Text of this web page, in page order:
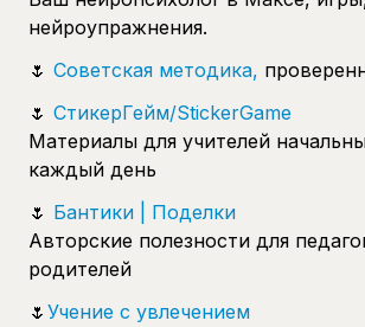
нейроупражнения.
🌷 Советская методика,
🌷 СтикерГейм/StickerGame
Материалы для учителей
каждый день
🌷 Бантики | Поделки
Авторские полезности для
родителей
🌷 Учение с увлечением